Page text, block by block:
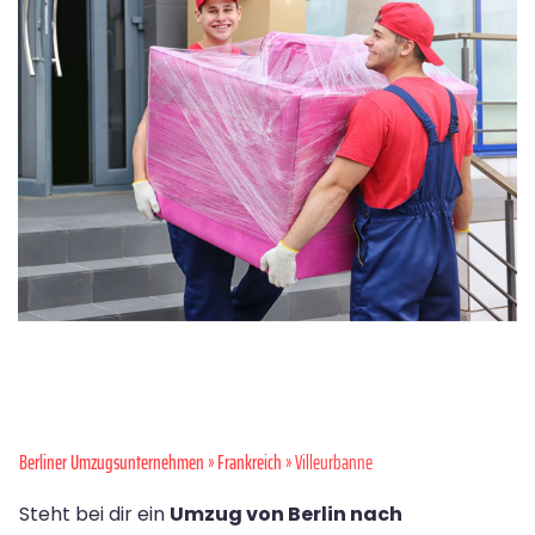
Berliner Umzugsunternehmen»Frankreich» Villeurbanne
Steht bei dir ein Umzug von Berlin nach